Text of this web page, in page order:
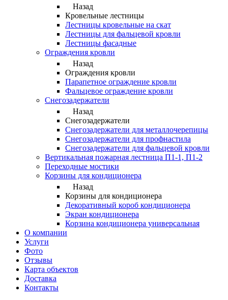
Назад
Кровельные лестницы
Лестницы кровельные на скат
Лестницы для фальцевой кровли
Лестницы фасадные
Ограждения кровли
Назад
Ограждения кровли
Парапетное ограждение кровли
Фальцевое ограждение кровли
Снегозадержатели
Назад
Снегозадержатели
Снегозадержатели для металлочерепицы
Снегозадержатели для профнастила
Снегозадержатели для фальцевой кровли
Вертикальная пожарная лестница П1-1, П1-2
Переходные мостики
Корзины для кондиционера
Назад
Корзины для кондиционера
Декоративный короб кондиционера
Экран кондиционера
Корзина кондиционера универсальная
О компании
Услуги
Фото
Отзывы
Карта объектов
Доставка
Контакты